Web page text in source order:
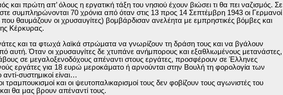
και πρώτη απ’ όλους η εργατική τάξη του νησιού έχουν βιώσει τι θα πει ναζισμός. Σε
συμπληρώνονται 70 χρόνια από όταν στις 13 προς 14 Σεπτέμβρη 1943 οι Γερμανοί
που θαυμάζουν οι χρυσαυγίτες) βομβάρδισαν ανελέητα με εμπρηστικές βόμβες και
Κέρκυρας.
και τα φτωχά λαϊκά στρώματα να γνωρίζουν τη δράση τους και να βγάλουν
αυτή. Όταν οι χρυσαυγίτες δε χτυπάνε ανήμπορους και εξαθλιωμένους μετανάστες,
σε μεγαλοξενοδόχους απέναντι στους εργάτες, προσφέρουν σε Έλληνες
εργάτες για 18 ευρώ μεροκάματο ή αρνούνται στην Βουλή τη φορολογία των
συστημικοί είναι…
τραμπουκισμοί και οι ψευτοπαλικαρισμοί τους δεν φοβίζουν τους αγωνιστές του
θα μας βρουν απέναντί τους.